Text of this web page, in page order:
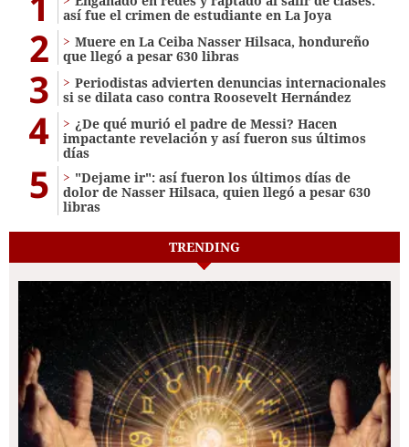
así fue el crimen de estudiante en La Joya
2
Muere en La Ceiba Nasser Hilsaca, hondureño
que llegó a pesar 630 libras
3
Periodistas advierten denuncias internacionales
si se dilata caso contra Roosevelt Hernández
4
¿De qué murió el padre de Messi? Hacen
impactante revelación y así fueron sus últimos
días
5
"Dejame ir": así fueron los últimos días de
dolor de Nasser Hilsaca, quien llegó a pesar 630
libras
TRENDING